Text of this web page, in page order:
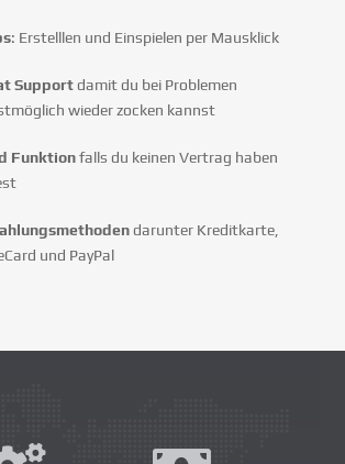
: Erstelllen und Einspielen per Mausklick
Support damit du bei Problemen
wieder zocken kannst
Funktionfalls du keinen Vertrag haben
darunter Kreditkarte,
und PayPal